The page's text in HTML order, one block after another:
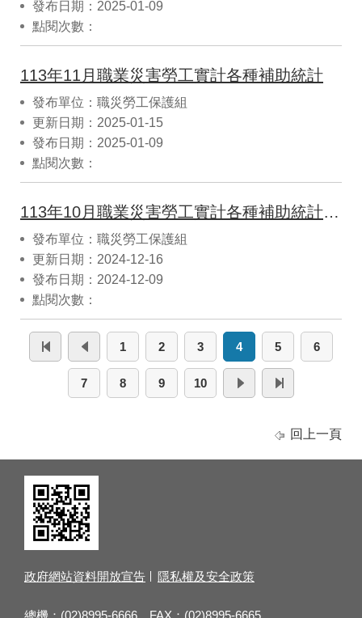
發布日期：2025-01-09
點閱次數：
113年11月職業災害勞工實計各種補助統計
發布單位：職災勞工保護組
更新日期：2025-01-15
發布日期：2025-01-09
點閱次數：
113年10月職業災害勞工實計各種補助統計(CSV)
發布單位：職災勞工保護組
更新日期：2024-12-16
發布日期：2024-12-09
點閱次數：
1 2 3 4 5 6
7 8 9 10
回上一頁
政府網站資料開放宣告 隱私權及安全政策
總機：(02)8995-6666 FAX：(02)8995-6665